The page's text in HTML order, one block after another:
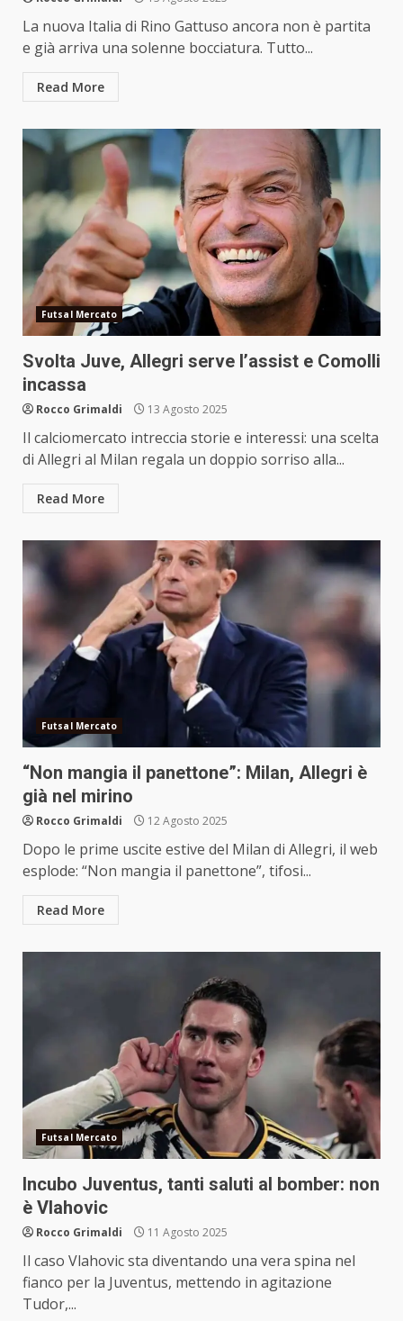
La nuova Italia di Rino Gattuso ancora non è partita
e già arriva una solenne bocciatura. Tutto...
Read More
Futsal Mercato
Svolta Juve, Allegri serve l’assist e Comolli
incassa
Rocco Grimaldi 13 Agosto 2025
Il calciomercato intreccia storie e interessi: una scelta
di Allegri al Milan regala un doppio sorriso alla...
Read More
Futsal Mercato
“Non mangia il panettone”: Milan, Allegri è
già nel mirino
Rocco Grimaldi 12 Agosto 2025
Dopo le prime uscite estive del Milan di Allegri, il web
esplode: “Non mangia il panettone”, tifosi...
Read More
Futsal Mercato
Incubo Juventus, tanti saluti al bomber: non
è Vlahovic
Rocco Grimaldi 11 Agosto 2025
Il caso Vlahovic sta diventando una vera spina nel
fianco per la Juventus, mettendo in agitazione
Tudor,...